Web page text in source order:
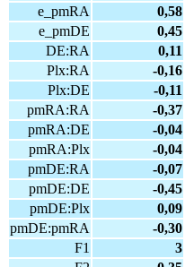
e_pmRA
0,58
e_pmDE
0,45
DE:RA
0,11
Plx:RA
-0,16
Plx:DE
-0,11
pmRA:RA
-0,37
pmRA:DE
-0,04
pmRA:Plx
-0,04
pmDE:RA
-0,07
pmDE:DE
-0,45
pmDE:Plx
0,09
pmDE:pmRA
-0,30
F1
3